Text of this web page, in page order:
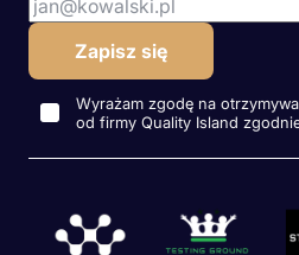
Wyrażam zgodę na
od firmy Quality Island